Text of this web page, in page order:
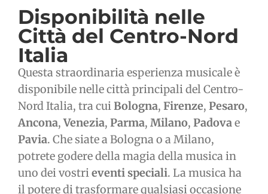
Disponibilità nelle
Città del Centro-Nord
Italia
Questa straordinaria esperienza musicale è
disponibile nelle città principali del Centro-
Nord Italia, tra cuiBologna, Firenze, Pesaro,
Ancona,Venezia, Parma, Milano, Padovae
Pavia. Che siate a Bologna o a Milano,
potrete godere della magia della musica in
uno dei vostrieventi speciali. La musica ha
il potere di trasformare qualsiasi occasione